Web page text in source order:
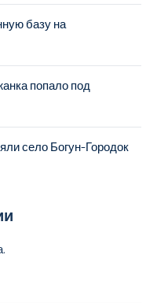
базу на
попало под
село Богун-Городок